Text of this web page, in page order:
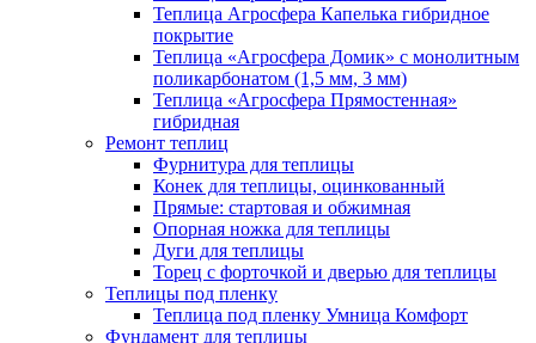
Теплица Агросфера Капелька гибридное
покрытие
Теплица «Агросфера Домик» с монолитным
поликарбонатом (1,5 мм, 3 мм)
Теплица «Агросфера Прямостенная»
гибридная
Ремонт теплиц
Фурнитура для теплицы
Конек для теплицы, оцинкованный
Прямые: стартовая и обжимная
Опорная ножка для теплицы
Дуги для теплицы
Торец с форточкой и дверью для теплицы
Теплицы под пленку
Теплица под пленку Умница Комфорт
Фундамент для теплицы